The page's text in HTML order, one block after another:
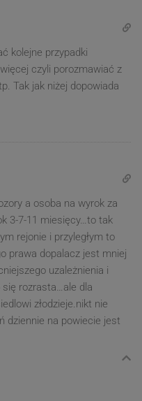
kolejne przypadki
czyli porozmawiać z
Tak jak niżej dopowiada
a osoba na wyrok za
3-7-11 miesięcy…to tak
rejonie i przyległym to
prawa dopalacz jest mniej
uzależnienia i
się rozrasta…ale dla
złodzieje.nikt nie
dziennie na powiecie jest